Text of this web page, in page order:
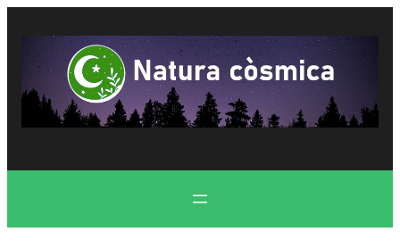
contingut